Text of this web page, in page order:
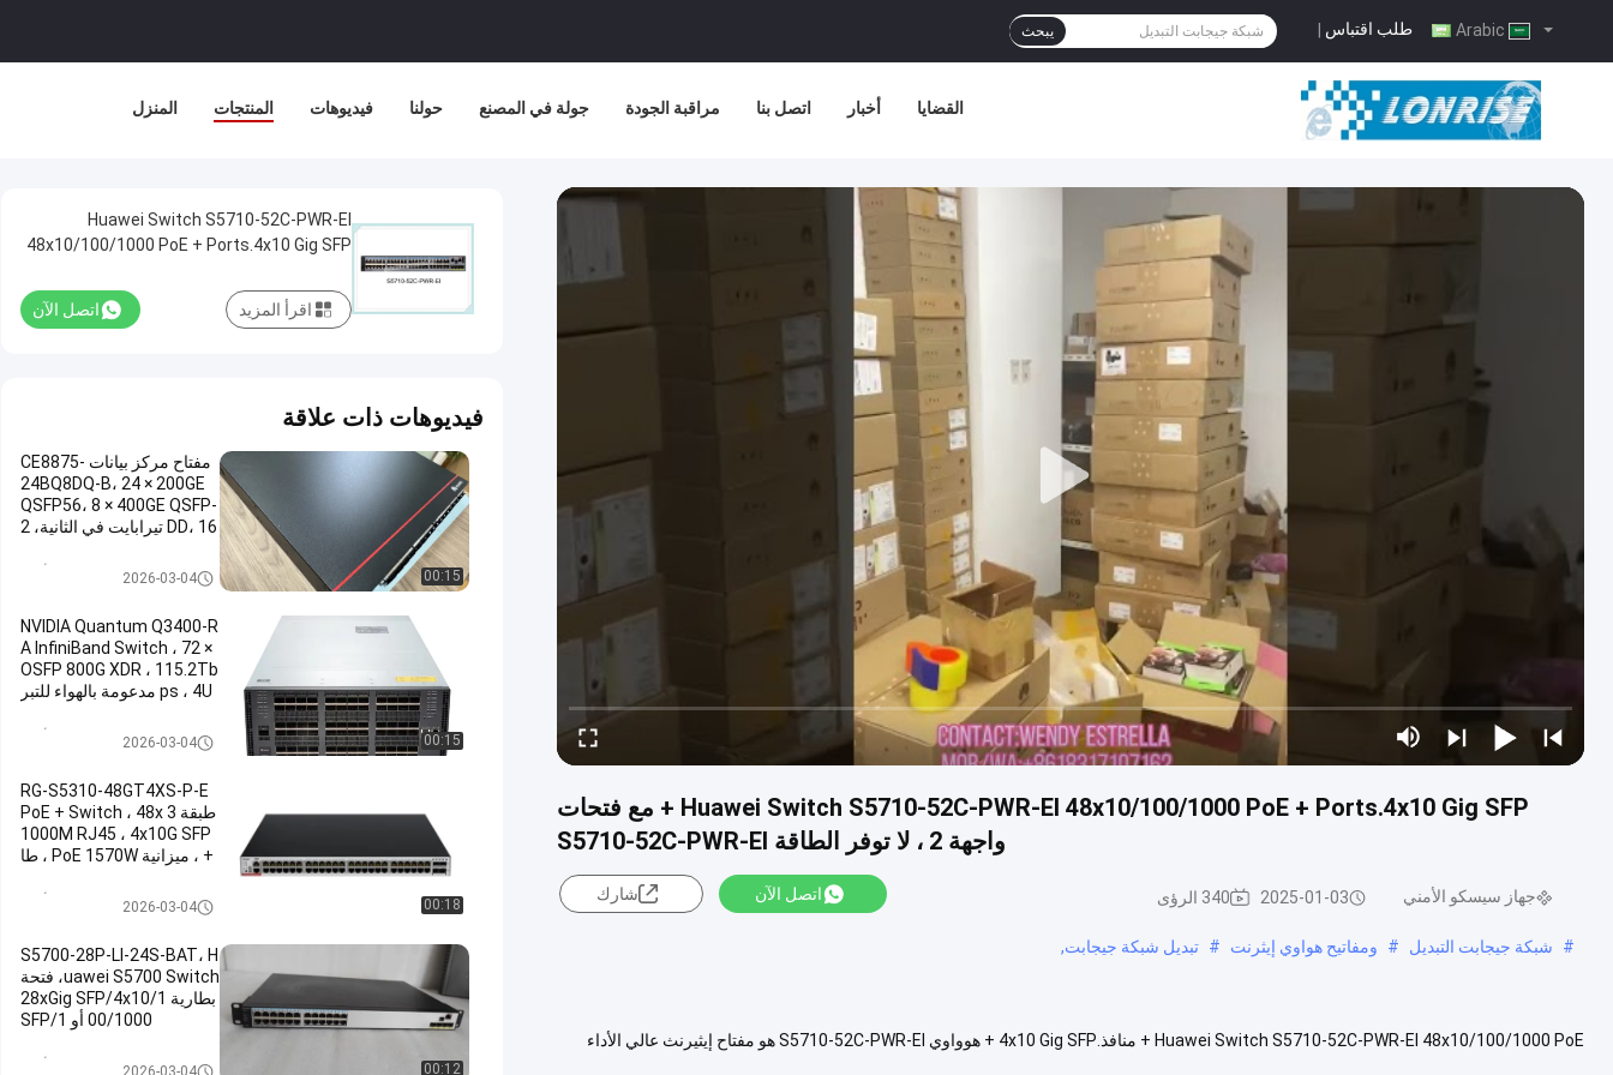
طلب اقتباس يبحث
المنزل المنتجات فيديوهات حولنا جولة في المصنع مراقبة الجودة اتصل بنا أخبار القضايا
Huawei Switch S5710-52C-PWR-EI 48x10/100/1000 PoE + Ports.4x10 Gig SFP + مع فتحات
واجهة 2 ، لا توفر الطاقة S5710-52C-PWR-EI
جهاز سيسكو الأمني 2025-01-03 340 الرؤى اتصل الآن شارك
# شبكة جيجابت التبديل # ومفاتيح هواوي إيثرنت # تبديل شبكة جيجابت,
Huawei Switch S5710-52C-PWR-EI 48x10/100/1000 PoE + منافذ.4x10 Gig SFP + هوواوي S5710-52C-PWR-EI هو مفتاح إيثيرنث عالي الأداء
Huawei Switch S5710-52C-PWR-EI
48x10/100/1000 PoE + Ports.4x10 Gig SFP
52C-PWR-EI
اتصل الآن اقرأ المزيد
فيديوهات ذات علاقة
00:15
مفتاح مركز بيانات CE8875-
24BQ8DQ-B، 24 × 200GE
QSFP56، 8 × 400GE QSFP-
DD، 16 تيرابايت في الثانية، 2
مُدار
جهاز سيسكو الأمني2026-03-04
00:15
NVIDIA Quantum Q3400-R
A InfiniBand Switch ، 72 ×
OSFP 800G XDR ، 115.2Tb
ps ، 4U مدعومة بالهواء للتبر
جهاز سيسكو الأمني2026-03-04
00:18
RG-S5310-48GT4XS-P-E
طبقة 3 PoE + Switch ، 48x
1000M RJ45 ، 4x10G SFP
+ ، ميزانية PoE 1570W ، طا
جهاز سيسكو الأمني2026-03-04
00:12
S5700-28P-LI-24S-BAT، H
uawei S5700 Switch، فتحة
بطارية 28xGig SFP/4x10/1
00/1000 أو SFP/1
جهاز سيسكو الأمني2026-03-04